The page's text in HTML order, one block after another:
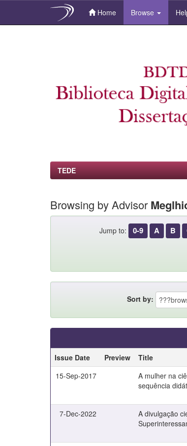
Home Browse
TEDE
Browsing by Advisor
Jump to: 0-9 A B
Sort by:
Issue Date
Preview Title
15-Sep-2017
A mulher na
sequência
7-Dec-2022
A divulgação